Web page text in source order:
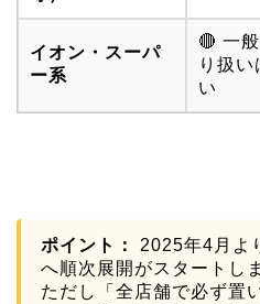
イオン・スーパ
ー系
🔴 一
り扱い
い
ポイント：
2025年4月よ
へ順次展開がスタートし
ただし「全店舗で必ず置